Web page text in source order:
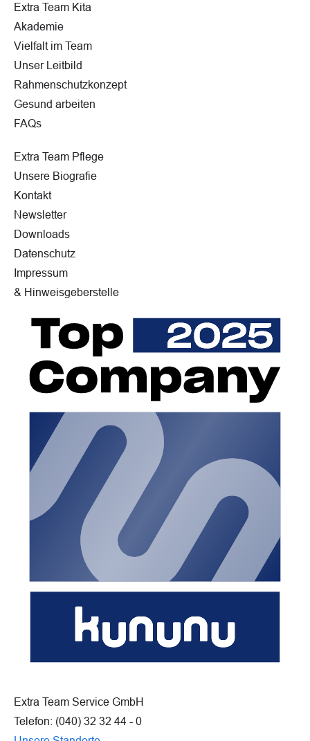
Extra Team Kita
Akademie
Vielfalt im Team
Unser Leitbild
Rahmenschutzkonzept
Gesund arbeiten
FAQs
Extra Team Pflege
Unsere Biografie
Kontakt
Newsletter
Downloads
Datenschutz
Impressum
& Hinweisgeberstelle
Extra Team Service GmbH
Telefon: (040) 32 32 44 - 0